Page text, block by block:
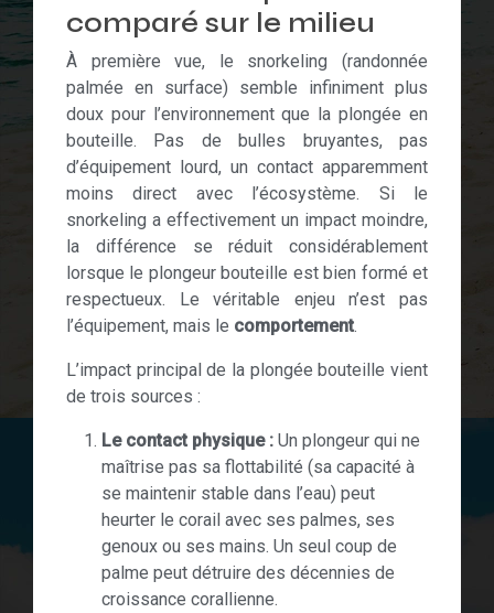
comparé sur le milieu
À première vue, le snorkeling (randonnée
palmée en surface) semble infiniment plus
doux pour l’environnement que la plongée en
bouteille. Pas de bulles bruyantes, pas
d’équipement lourd, un contact apparemment
moins direct avec l’écosystème. Si le
snorkeling a effectivement un impact moindre,
la différence se réduit considérablement
lorsque le plongeur bouteille est bien formé et
respectueux. Le véritable enjeu n’est pas
l’équipement, mais le comportement.
L’impact principal de la plongée bouteille vient
de trois sources :
Le contact physique : Un plongeur qui ne
maîtrise pas sa flottabilité (sa capacité à
se maintenir stable dans l’eau) peut
heurter le corail avec ses palmes, ses
genoux ou ses mains. Un seul coup de
palme peut détruire des décennies de
croissance corallienne.